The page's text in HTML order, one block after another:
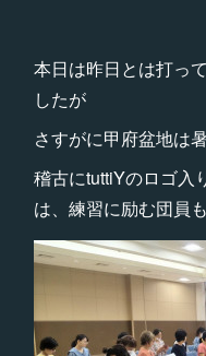
本日は昨日とは打っ
したが
さすがに甲府盆地は
稽古にtuttiYのロゴ入
は、練習に励む団員